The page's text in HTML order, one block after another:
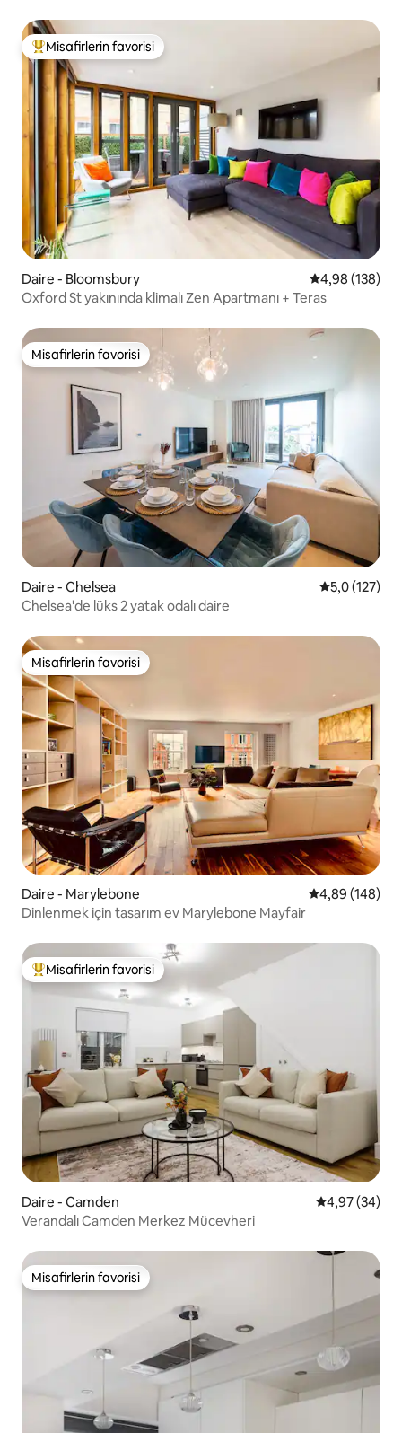
Misafirlerin favorilerinden en beğenilenler arasında
Misafirlerin favorisi
Daire - Bloomsbury 5 üzerinden
4,98 (138)
Oxford St yakınında klimalı Zen Apartmanı + Teras
Misafirlerin favorisi
Misafirlerin favorisi
Daire - Chelsea 5 üzerinden
5,0 (127)
Chelsea'de lüks 2 yatak odalı daire
Misafirlerin favorisi
Misafirlerin favorisi
Daire - Marylebone 5 üzerinden
4,89 (148)
Dinlenmek için tasarım ev Marylebone Mayfair
Misafirlerin favorilerinden en beğenilenler arasında
Misafirlerin favorisi
Daire - Camden 5 üzerinden
4,97 (34)
Verandalı Camden Merkez Mücevheri
Misafirlerin favorisi
Misafirlerin favorisi